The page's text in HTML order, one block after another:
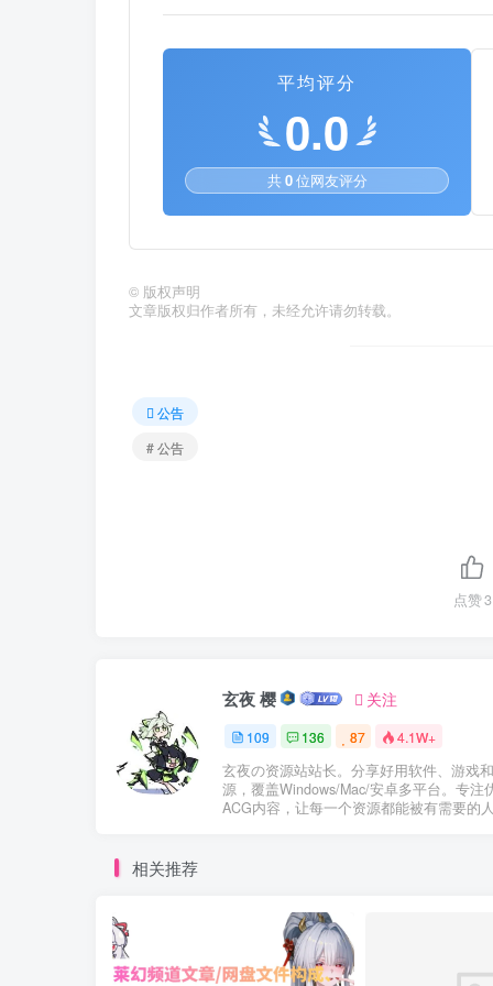
平均评分
0.0
共0位网友评分
© 版权声明
文章版权归作者所有，未经允许请勿转载。
公告
# 公告
点赞3
玄夜 樱 关注
109 136 87 4.1W+
玄夜の资源站站长。分享好用软件、游戏
源，覆盖Windows/Mac/安卓多平台。专注
ACG内容，让每一个资源都能被有需要的
相关推荐